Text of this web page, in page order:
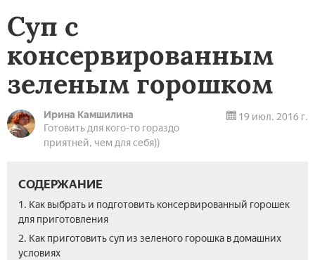
Суп с
консервированным
зеленым горошком
Ирина Камшилина
Готовить для кого-то гораздо
приятней, чем для себя))
19 июл. 2016 г.
СОДЕРЖАНИЕ
1. Как выбрать и подготовить консервированный горошек
для приготовления
2. Как приготовить суп из зеленого горошка в домашних
условиях